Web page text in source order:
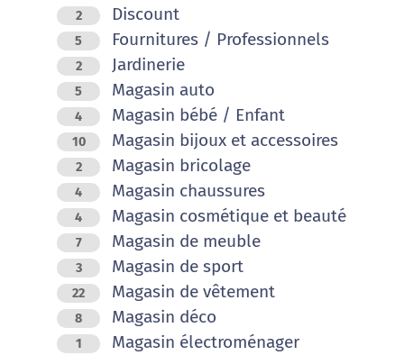
2 Discount
5 Fournitures / Professionnels
2 Jardinerie
5 Magasin auto
4 Magasin bébé / Enfant
10 Magasin bijoux et accessoires
2 Magasin bricolage
4 Magasin chaussures
4 Magasin cosmétique et beauté
7 Magasin de meuble
3 Magasin de sport
22 Magasin de vêtement
8 Magasin déco
1 Magasin électroménager